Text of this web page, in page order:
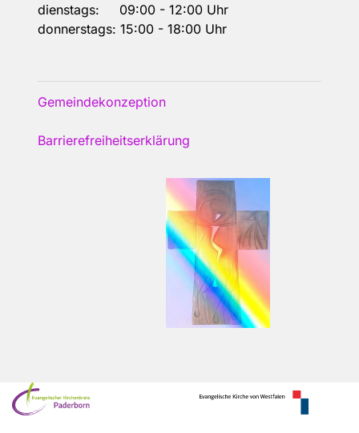
dienstags: 09:00 - 12:00 Uhr
donnerstags: 15:00 - 18:00 Uhr
Gemeindekonzeption
Barrierefreiheitserklärung